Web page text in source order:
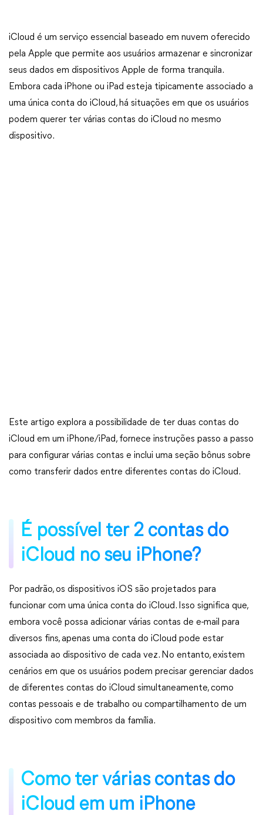
iCloud é um serviço essencial baseado em nuvem oferecido
pela Apple que permite aos usuários armazenar e sincronizar
seus dados em dispositivos Apple de forma tranquila.
Embora cada iPhone ou iPad esteja tipicamente associado a
uma única conta do iCloud, há situações em que os usuários
podem querer ter várias contas do iCloud no mesmo
dispositivo.
Este artigo explora a possibilidade de ter duas contas do
iCloud em um iPhone/iPad, fornece instruções passo a passo
para configurar várias contas e inclui uma seção bônus sobre
como transferir dados entre diferentes contas do iCloud.
É possível ter 2 contas do
iCloud no seu iPhone?
Por padrão, os dispositivos iOS são projetados para
funcionar com uma única conta do iCloud. Isso significa que,
embora você possa adicionar várias contas de e-mail para
diversos fins, apenas uma conta do iCloud pode estar
associada ao dispositivo de cada vez. No entanto, existem
cenários em que os usuários podem precisar gerenciar dados
de diferentes contas do iCloud simultaneamente, como
contas pessoais e de trabalho ou compartilhamento de um
dispositivo com membros da família.
Como ter várias contas do
iCloud em um iPhone